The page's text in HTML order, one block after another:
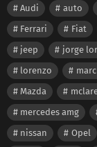
Audi
auto
Ferrari
Fiat
jeep
jorge
lorenzo
Mazda
mercedes amg
nissan
Opel